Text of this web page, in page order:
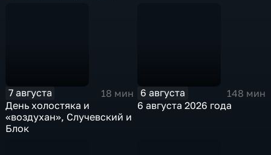
7 августа
18 мин
День холостяка и
«воздухан», Случевский и
Блок
6 августа
148 мин
6 августа 2026 года